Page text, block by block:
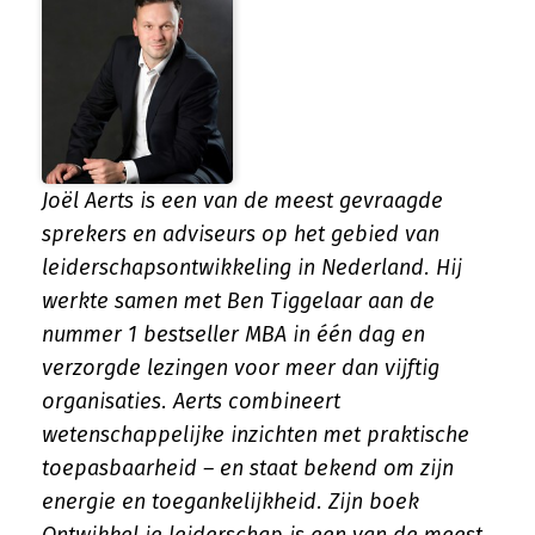
Joël Aerts is een van de meest gevraagde
sprekers en adviseurs op het gebied van
leiderschapsontwikkeling in Nederland. Hij
werkte samen met Ben Tiggelaar aan de
nummer 1 bestseller MBA in één dag en
verzorgde lezingen voor meer dan vijftig
organisaties. Aerts combineert
wetenschappelijke inzichten met praktische
toepasbaarheid – en staat bekend om zijn
energie en toegankelijkheid. Zijn boek